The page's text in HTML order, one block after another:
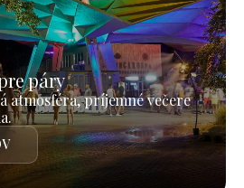
páry
atmosféra, príjemné večere